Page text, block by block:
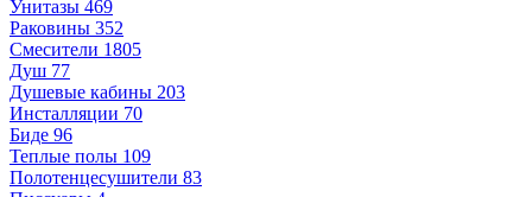
Унитазы 469
Раковины 352
Смесители 1805
Душ 77
Душевые кабины 203
Инсталляции 70
Биде 96
Теплые полы 109
Полотенцесушители 83